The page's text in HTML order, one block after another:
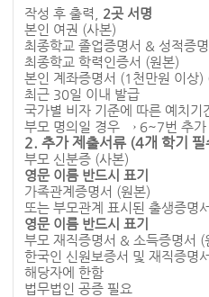
작성 후 출력, 2곳 서명
본인 여권 (사본)
최종학교 졸업증명서 & 성적증
최종학교 학력인증서 (원본)
본인 계좌증명서 (1천만원 이상)
최근 30일 이내 발급
국가별 비자 기준에 따른 예치기
부모 명의일 경우 → 6~7번 추가
2. 추가 제출서류 (4개 학기
부모 신분증 (사본)
영문 이름 반드시 표기
가족관계증명서 (원본)
또는 부모관계 표시된 출생증명
영문 이름 반드시 표기
부모 재직증명서 & 소득증명서 (
한국인 신원보증서 및 재직증명
해당자에 한함
법무법인 공증 필요